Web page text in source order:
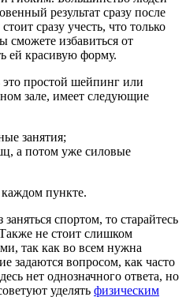
результат сразу после
сразу учесть, что только
сможете избавиться от
ей красивую форму.
простой шейпинг или
зале, имеет следующие
занятия;
а потом уже силовые
пункте.
спортом, то старайтесь
не стоит слишком
так как во всем нужна
задаются вопросом, как часто
нет однозначного ответа, но
уделять физическим